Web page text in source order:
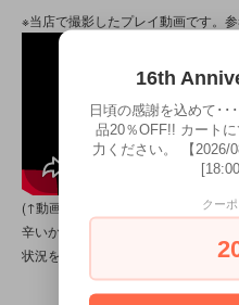
※当店で撮影したプレイ動画です。
(↑動画では、光の反射や、キャラク
辛いかと思います。申し訳ありませ
状況を試しています。)
16th
日頃の感謝を込めて･
品20％OFF!! カート
力ください。 【2026/
クー